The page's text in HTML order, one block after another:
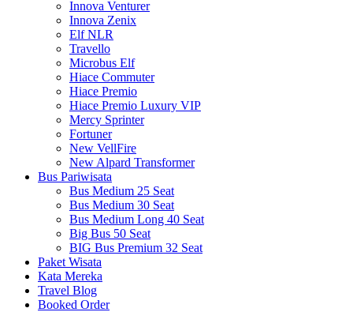
Innova Venturer
Innova Zenix
Elf NLR
Travello
Microbus Elf
Hiace Commuter
Hiace Premio
Hiace Premio Luxury VIP
Mercy Sprinter
Fortuner
New VellFire
New Alpard Transformer
Bus Pariwisata
Bus Medium 25 Seat
Bus Medium 30 Seat
Bus Medium Long 40 Seat
Big Bus 50 Seat
BIG Bus Premium 32 Seat
Paket Wisata
Kata Mereka
Travel Blog
Booked Order